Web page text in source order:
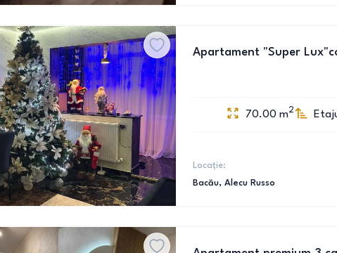
Apartament "Super
70.00 m2
Locație:
Bacău, Alecu Russo